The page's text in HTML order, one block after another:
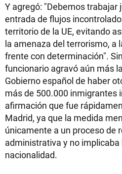
Y agregó: "Debemos trabajar
entrada de flujos
territorio de la UE, evitando
la amenaza del terrorismo, a
frente con determinación".
funcionario agravó aún más
Gobierno español de haber
más de 500.000 inmigrantes
afirmación que fue
Madrid, ya que la medida
únicamente a un proceso de
administrativa y no implicaba
nacionalidad.